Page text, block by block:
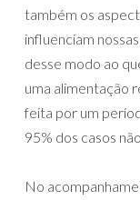
também os
influenciam
desse modo ao
uma alimentação
feita por um
95% dos casos
No